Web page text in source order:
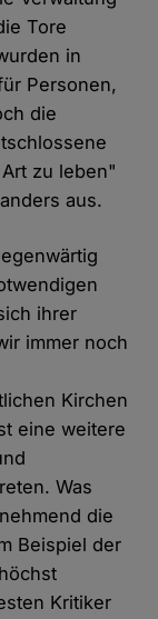
Tore
in
Personen,
die
zu leben"
aus.
ihrer
immer noch
Kirchen
eine weitere
Was
die
Beispiel der
Kritiker